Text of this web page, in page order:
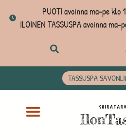
PUOTI avoinna ma-pe klo
ILOINEN TASSUSPA avoinna
TASSUSPA